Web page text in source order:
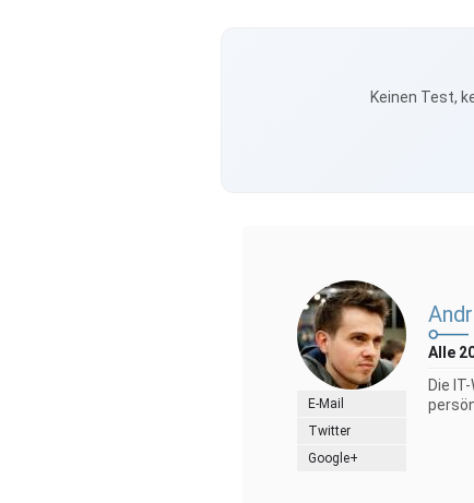
Keinen Test,
E-Mail
Twitter
Google+
Alle
Die